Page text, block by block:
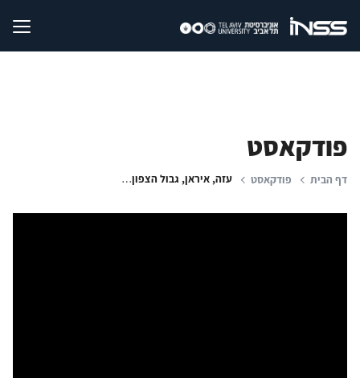
פודקאסט
דף הבית פודקאסט עזה, איראן, גבול הצפון - ומה שביניהם: איום התיאום של ציר ההתנגדות